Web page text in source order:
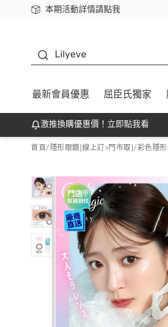
本期活動詳情請點我
下載app最高回饋$350
Lilyeve
最新會員優惠 屈臣氏獨家
激推換購優惠價！立即點我看
首頁/ 隱形眼鏡[線上訂>門市取]/彩色隱